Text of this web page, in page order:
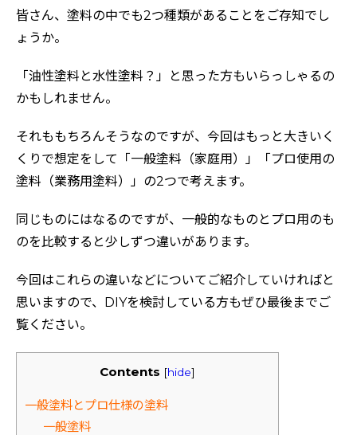
皆さん、塗料の中でも2つ種類があることをご存知でし
ょうか。
「油性塗料と水性塗料？」と思った方もいらっしゃるの
かもしれません。
それももちろんそうなのですが、今回はもっと大きいく
くりで想定をして「一般塗料（家庭用）」「プロ使用の
塗料（業務用塗料）」の2つで考えます。
同じものにはなるのですが、一般的なものとプロ用のも
のを比較すると少しずつ違いがあります。
今回はこれらの違いなどについてご紹介していければと
思いますので、DIYを検討している方もぜひ最後までご
覧ください。
Contents [hide]
一般塗料とプロ仕様の塗料
一般塗料